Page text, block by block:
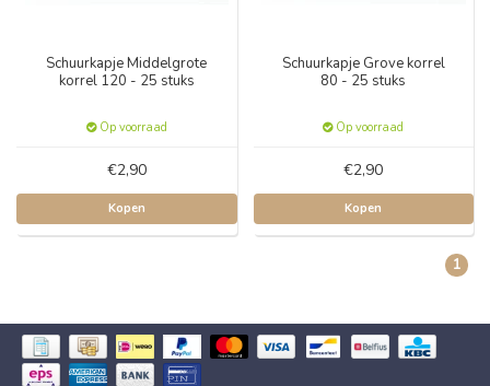
Schuurkapje Middelgrote
korrel 120 - 25 stuks
Op voorraad
€2,90
Kopen
Schuurkapje Grove korrel
80 - 25 stuks
Op voorraad
€2,90
Kopen
1